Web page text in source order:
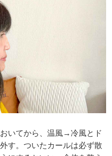
いてから、温風→冷風とド
す。ついたカールは必ず散